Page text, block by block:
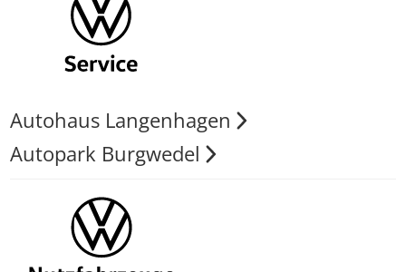
Autohaus Langenhagen
Autopark Burgwedel